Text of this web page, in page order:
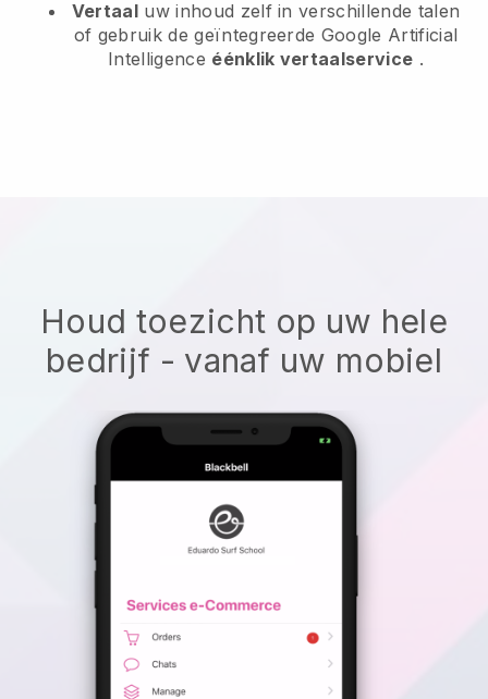
Vertaal uw inhoud zelf in verschillende talen
of gebruik de geïntegreerde Google Artificial
Intelligence éénklik vertaalservice .
Houd toezicht op uw hele
bedrijf - vanaf uw mobiel